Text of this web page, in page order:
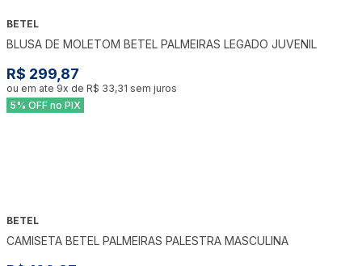
BETEL
BLUSA DE MOLETOM BETEL PALMEIRAS LEGADO JUVENIL
R$ 299,87
ou em ate 9x de R$ 33,31 sem juros
5% OFF no PIX
BETEL
CAMISETA BETEL PALMEIRAS PALESTRA MASCULINA